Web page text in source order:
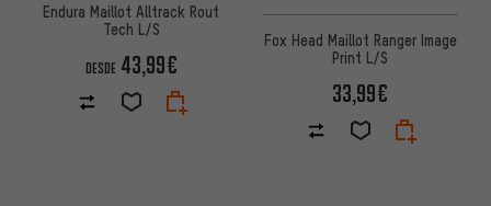
Endura Maillot Alltrack Rout
Tech L/S
DESDE 43,99€
Fox Head Maillot Ranger Image
Print L/S
33,99€